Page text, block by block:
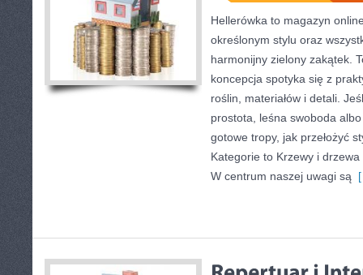
Hellerówka to magazyn
określonym stylu oraz
harmonijny zielony zakątek.
koncepcja spotyka się z
roślin, materiałów i detali.
prostota, leśna swoboda
gotowe tropy, jak przełożyć
Kategorie to Krzewy i
W centrum naszej uwagi są